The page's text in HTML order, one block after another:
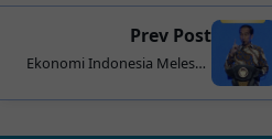
Prev Post
Ekonomi Indonesia Melesat,